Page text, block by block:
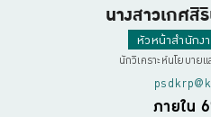
นางสาวเกศ
หัวหน้าสำนักง
นักวิเคราะห์นโยบาย
ภายใน